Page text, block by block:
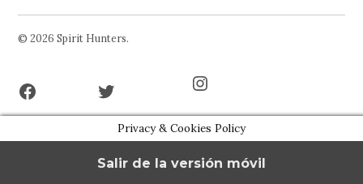
© 2026 Spirit Hunters.
Privacy & Cookies Policy
Salir de la versión móvil